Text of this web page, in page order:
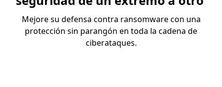
Mejore su defensa contra ransomware con una
protección sin parangón en toda la cadena de
ciberataques.